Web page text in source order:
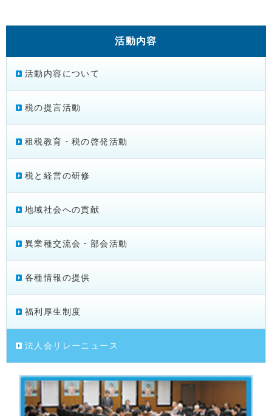
活動内容
活動内容について
税の提言活動
租税教育・税の啓発活動
税と経営の研修
地域社会への貢献
異業種交流会・部会活動
各種情報の提供
福利厚生制度
法人会リレーニュース